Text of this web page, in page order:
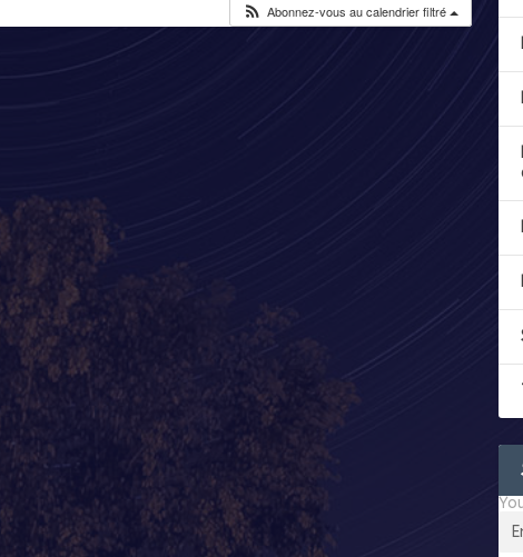
Abonnez-vous au calendrier filtré